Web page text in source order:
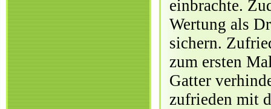
einbrachte.
Wertung als
sichern.
zum ersten
Gatter
zufrieden mit